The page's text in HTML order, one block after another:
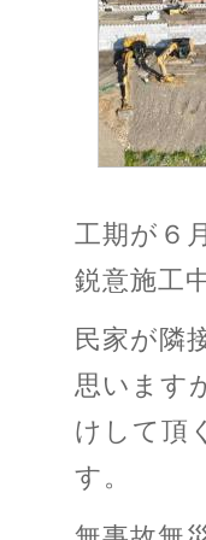
工期が６
鋭意施工
民家が隣
思います
けして頂
す。